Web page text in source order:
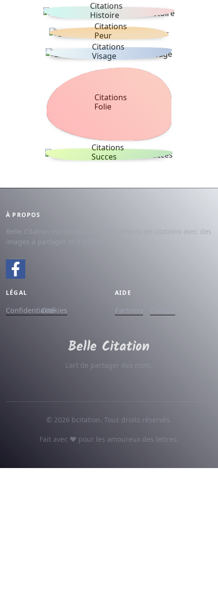
Citations
Histoire
Citations
Peur
Citations
Visage
Citations
Folie
Citations
Succes
À PROPOS
Belle Citation est un site avec des milliers de citations avec des
images à partager et à dédier.
LÉGAL
ConfidentialitéCookies
AIDE
Partners
L'art de partager des mots.
© 2026 bcitation. Tous droits réservés.
Fait avec ♥ pour les amoureux des lettres.